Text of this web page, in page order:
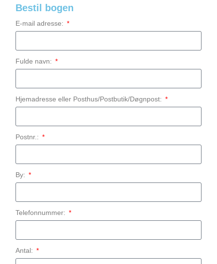
Bestil bogen
E-mail adresse:
Fulde navn:
Hjemadresse eller Posthus/Postbutik/Døgnpost:
Postnr.:
By:
Telefonnummer:
Antal: